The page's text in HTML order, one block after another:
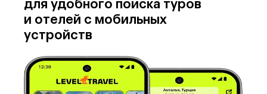
для удобного поиска туров
и отелей с мобильных
устройств